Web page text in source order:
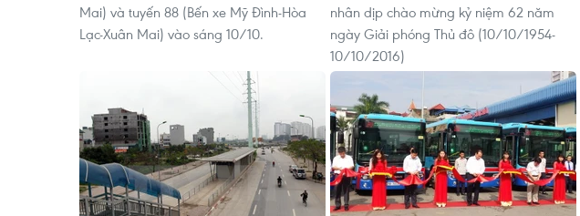
Mai) và tuyến 88 (Bến xe Mỹ Đình-Hòa
Lạc-Xuân Mai) vào sáng 10/10.
nhân dịp chào mừng kỷ niệm 62 năm
ngày Giải phóng Thủ đô (10/10/1954-
10/10/2016)